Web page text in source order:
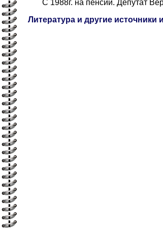
С 1988г. на пенсии. Депутат
Литература и другие